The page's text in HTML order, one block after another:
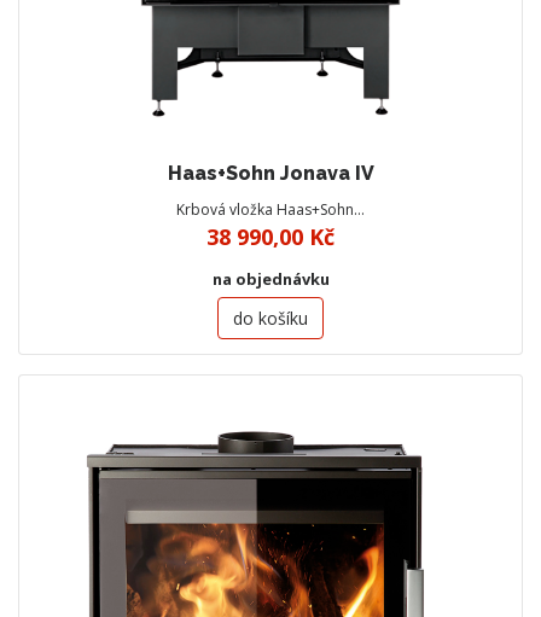
Haas+Sohn Jonava IV
Krbová vložka Haas+Sohn…
38 990,00 Kč
na objednávku
do košíku